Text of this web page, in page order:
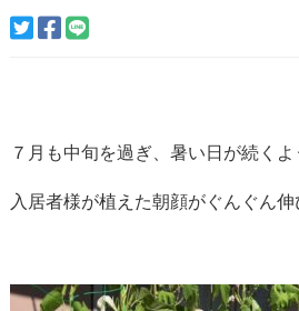
７月も中旬を過ぎ、暑い日が続く
入居者様が植えた朝顔がぐんぐん伸